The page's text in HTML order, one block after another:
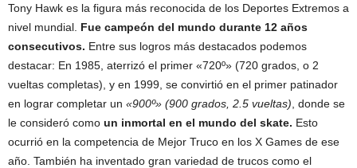
Tony Hawk es la figura más reconocida de los Deportes Extremos a
nivel mundial. Fue campeón del mundo durante 12 años
consecutivos. Entre sus logros más destacados podemos
destacar: En 1985, aterrizó el primer «720º» (720 grados, o 2
vueltas completas), y en 1999, se convirtió en el primer patinador
en lograr completar un «900º» (900 grados, 2.5 vueltas) , donde se
le consideró como un inmortal en el mundo del skate. Esto
ocurrió en la competencia de Mejor Truco en los X Games de ese
año. También ha inventado gran variedad de trucos como el